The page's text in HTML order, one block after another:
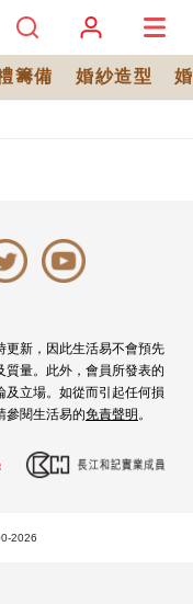
籌備 婚紗造型
更新，因此生活易不會預先
量。此外，會員所發表的
立場。如從而引起任何損
參閱生活易的免責聲明 。
2026